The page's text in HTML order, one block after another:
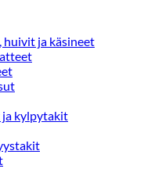
huivit ja käsineet
ja kylpytakit